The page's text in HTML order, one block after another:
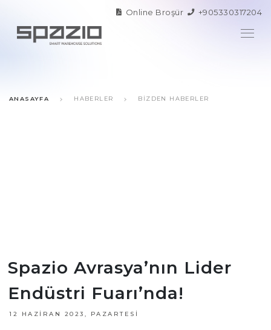
Online Broşür +905330317204
ANASAYFA HABERLER BIZDEN HABERLER
Spazio Avrasya’nın Lider
Endüstri Fuarı’nda!
12 HAZIRAN 2023, PAZARTESI